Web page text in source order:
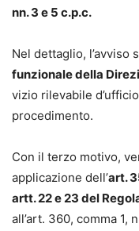
nn. 3 e 5 c.p.c.
Nel dettaglio, l’avviso
funzionale della
vizio rilevabile
procedimento.
Con il terzo motivo,
applicazione dell’art.
artt. 22 e 23 del
all’art. 360, comma 1,